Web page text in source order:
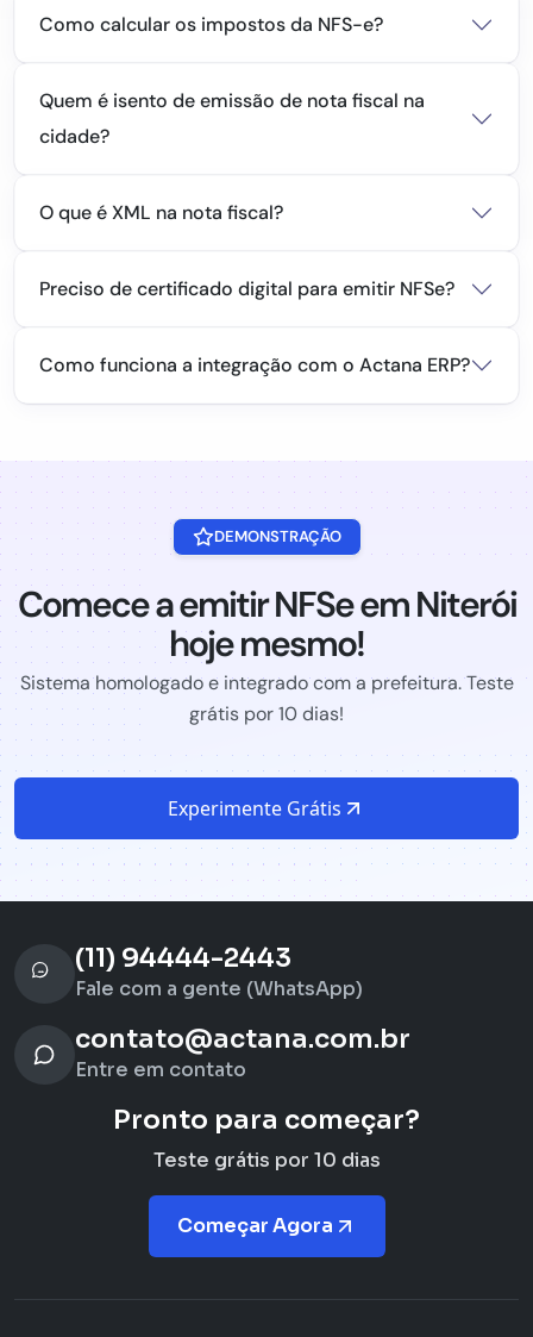
Como calcular os impostos da NFS-e?
Quem é isento de emissão de nota fiscal na
cidade?
O que é XML na nota fiscal?
Preciso de certificado digital para emitir NFSe?
Como funciona a integração com o Actana ERP?
DEMONSTRAÇÃO
Comece a emitir NFSe em Niterói
hoje mesmo!
Sistema homologado e integrado com a prefeitura. Teste
grátis por 10 dias!
Experimente Grátis
(11) 94444-2443
Fale com a gente (WhatsApp)
contato@actana.com.br
Entre em contato
Pronto para começar?
Teste grátis por 10 dias
Começar Agora